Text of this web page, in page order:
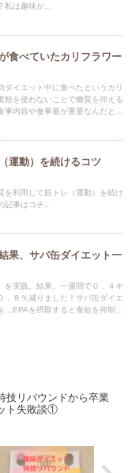
は趣味が...
食べていたカリフラワー
ダイエット中に食べたというカリ
粉を使わないことで糖質を抑える
事内容や食事量が重要なんだと…
運動）を続けるコツ
を利用して筋トレ（運動）を続け
事はコチ...
果、サバ缶ダイエット一
を実践。結果、一週間で０．４キ
．８％減りました！サバ缶ダイエ
…EPAを摂取すると食欲を抑制す
技リバウンドから卒業
ト失敗談①